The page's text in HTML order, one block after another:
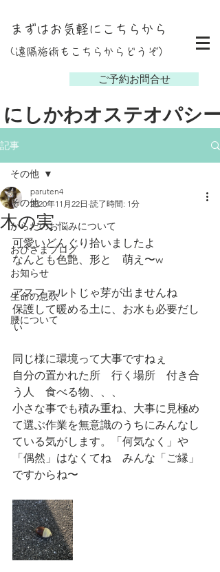
ご予約お問合せ
にしかわオステオパシー
まずはお気軽にこちらから
(遠隔施術もこちらからどうぞ）
記事
その他
からだのお悩みについて
おひさまブログ
お知らせ
生命の息吹
腰について
その他
木の実
paruten4
2020年11月22日 読了時間: 1分
可愛いどんぐり拾いましたよ
なんとも色艶、形と　萌え〜w
アスファルトじゃ芽が出ませんね
保護して暖める土に、お水も必要だし
ぃ
同じ様に環境って大事ですねぇ
自分の置かれた所　行く場所　付き合
う人　食べる物、、、
小さな事でも積み重ね、大事に見極め
て選ぶ作業を無意識のうちにみんなし
ている気がします。「何気なく」や
「偶然」はなくてね　みんな「ご縁」
ですからね〜